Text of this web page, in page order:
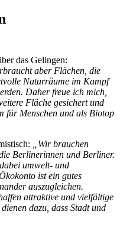
das Gelingen:
aber Flächen, die
Naturräume im Kampf
Daher freue ich mich,
Fläche gesichert und
für Menschen und als Biotop
„Wir brauchen
Berlinerinnen und Berliner.
umwelt- und
ist ein gutes
auszugleichen.
attraktive und vielfältige
dazu, dass Stadt und